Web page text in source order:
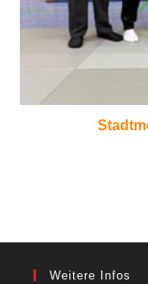
Weitere Infos